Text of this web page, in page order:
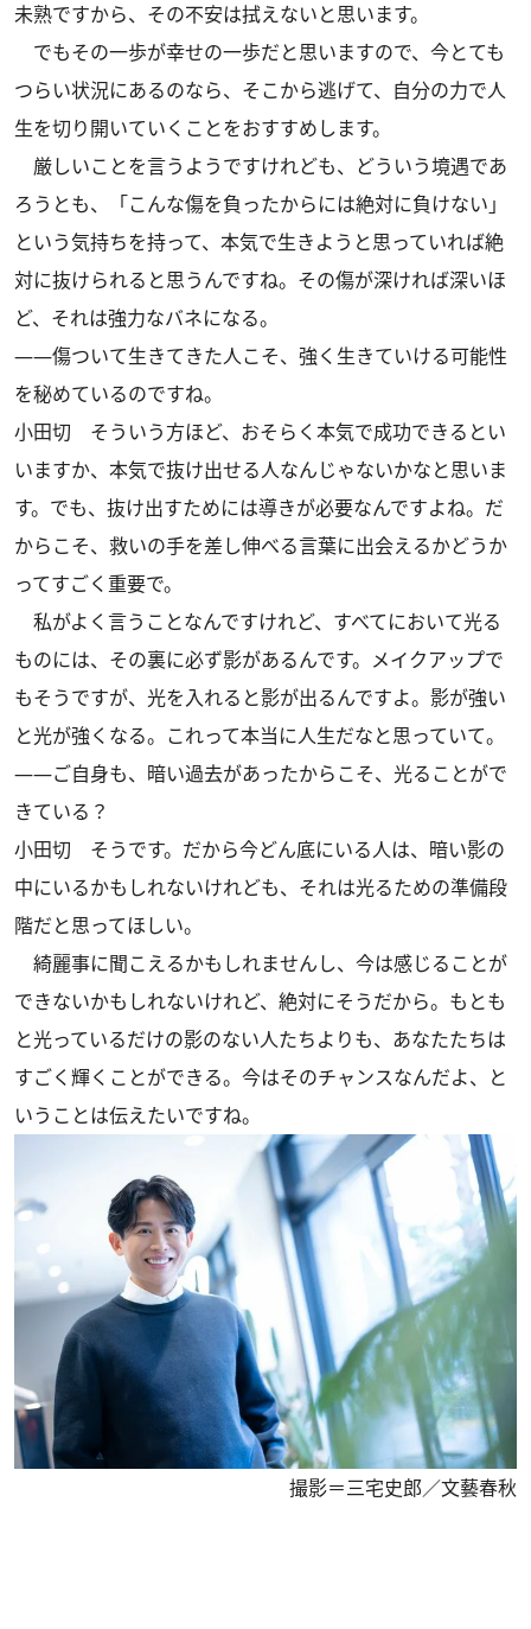
未熟ですから、その不安は拭えないと思います。
でもその一歩が幸せの一歩だと思いますので、今とても
つらい状況にあるのなら、そこから逃げて、自分の力で人
生を切り開いていくことをおすすめします。
厳しいことを言うようですけれども、どういう境遇であ
ろうとも、「こんな傷を負ったからには絶対に負けない」
という気持ちを持って、本気で生きようと思っていれば絶
対に抜けられると思うんですね。その傷が深ければ深いほ
ど、それは強力なバネになる。
――傷ついて生きてきた人こそ、強く生きていける可能性
を秘めているのですね。
小田切 そういう方ほど、おそらく本気で成功できるとい
いますか、本気で抜け出せる人なんじゃないかなと思いま
す。でも、抜け出すためには導きが必要なんですよね。だ
からこそ、救いの手を差し伸べる言葉に出会えるかどうか
ってすごく重要で。
私がよく言うことなんですけれど、すべてにおいて光る
ものには、その裏に必ず影があるんです。メイクアップで
もそうですが、光を入れると影が出るんですよ。影が強い
と光が強くなる。これって本当に人生だなと思っていて。
――ご自身も、暗い過去があったからこそ、光ることがで
きている？
小田切 そうです。だから今どん底にいる人は、暗い影の
中にいるかもしれないけれども、それは光るための準備段
階だと思ってほしい。
綺麗事に聞こえるかもしれませんし、今は感じることが
できないかもしれないけれど、絶対にそうだから。もとも
と光っているだけの影のない人たちよりも、あなたたちは
すごく輝くことができる。今はそのチャンスなんだよ、と
いうことは伝えたいですね。
撮影＝三宅史郎／文藝春秋